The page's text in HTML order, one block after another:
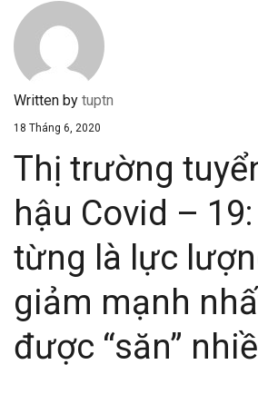
Written by tuptn
18 Tháng 6, 2020
Thị trường
hậu Covid –
từng là lực
giảm mạnh
được “săn”